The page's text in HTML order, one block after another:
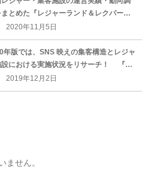
とめた『レジャーランド＆レクパーク
2020年11月5日
年版では、SNS 映えの集客構造とレジャ
設における実施状況をリサーチ！ 『レ
ランド＆レクパーク総覧2020』
2019年12月2日
ません。